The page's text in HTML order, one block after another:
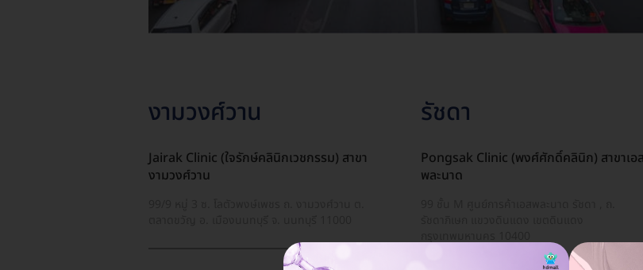
งามวงศ์วาน
Jairak Clinic (ใจรักษ์คลินิกเวชกรรม) สาขา
งามวงศ์วาน
รัชดา
Pongsak Clinic (พงศ์ศักดิ์คลินิก) สาขาเอส
พละนาด